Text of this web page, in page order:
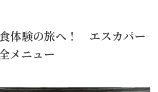
体験の旅へ！ エスカパー
メニュー